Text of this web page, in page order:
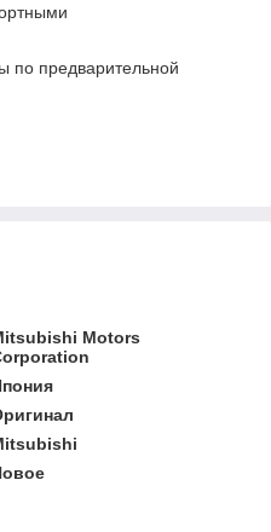
по предварительной
Motors